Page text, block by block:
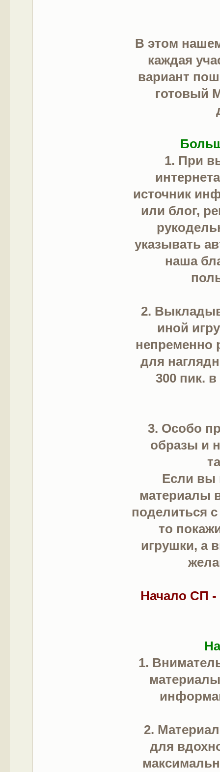
В этом
каждая
вариант
готовый
1. При
источник
или блог,
указывать
наша
2.
иной
непременно
для
300 пик.
3. Особо
образы и
Если вы
материалы
поделиться
то
игрушки, а
Начало СП -
1.
2.
для